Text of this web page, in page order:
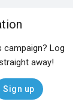
campaign? Log
away!
Sign up